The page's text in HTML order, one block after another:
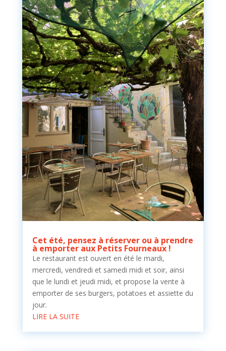
Cet été, pensez à réserver ou à prendre
à emporter aux Petits Fourneaux !
Le restaurant est ouvert en été le mardi,
mercredi, vendredi et samedi midi et soir, ainsi
que le lundi et jeudi midi, et propose la vente à
emporter de ses burgers, potatoes et assiette du
jour.
LIRE LA SUITE